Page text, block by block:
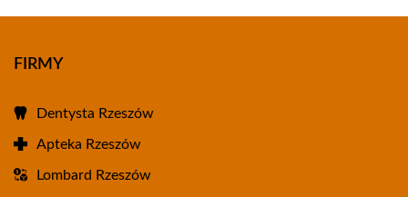
FIRMY
Dentysta Rzeszów
Apteka Rzeszów
Lombard Rzeszów